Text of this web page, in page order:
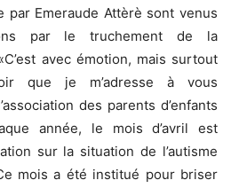
par Emeraude Attèrè sont venus
par le truchement de la
avec émotion, mais surtout
que je m’adresse à vous
des parents d’enfants
année, le mois d’avril est
sur la situation de l’autisme
mois a été institué pour briser